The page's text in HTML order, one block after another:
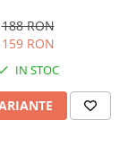
188 RON
159 RON
IN STOC